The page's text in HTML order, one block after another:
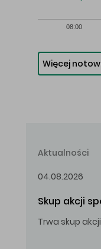
08:00
Więcej
Aktualności
04.08.2026
Skup akcji